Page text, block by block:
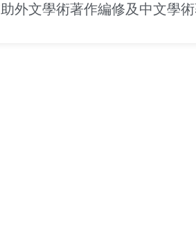
外文學術著作編修及中文學